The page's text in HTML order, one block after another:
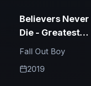
Believers Never
Die - Greatest
Hits (Volume
Fall Out Boy
2019